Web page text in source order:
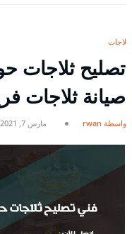
ثلاجات
صيانة ثلاجات
بواسطة rwan مارس 7, 2021